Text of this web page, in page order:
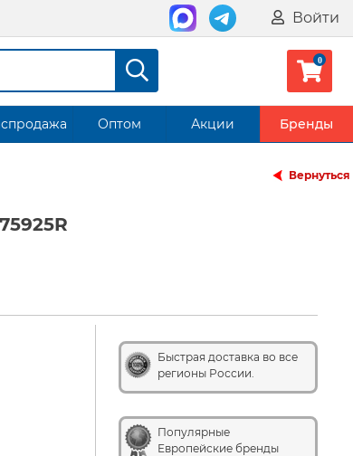
Войти
Оптом Акции Бренды
Вернуться
Быстрая доставка во все
регионы России.
Популярные
Европейские бренды